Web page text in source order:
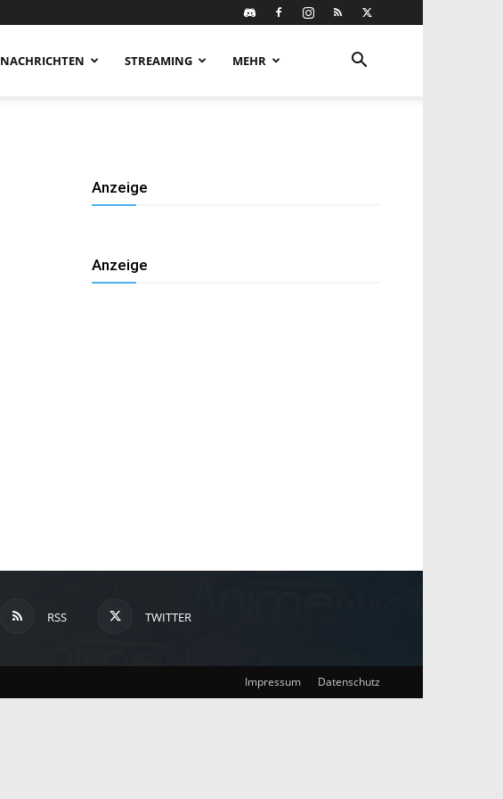
NACHRICHTEN STREAMING MEHR
Anzeige
Anzeige
RSS TWITTER
Impressum Datenschutz